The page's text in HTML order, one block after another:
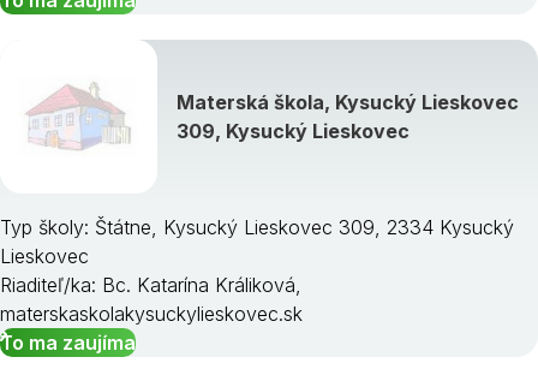
Materská škola, Kysucký Lieskovec
309, Kysucký Lieskovec
Typ školy: Štátne, Kysucký Lieskovec 309, 2334 Kysucký
Lieskovec
Riaditeľ/ka: Bc. Katarína Králiková,
materskaskolakysuckylieskovec.sk
To ma zaujíma